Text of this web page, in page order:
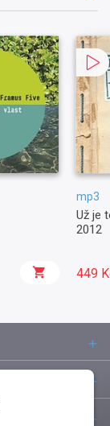
mp3
Už je
2012
449